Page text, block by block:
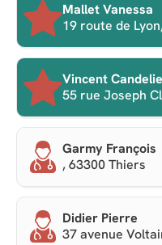
Mallet Vanessa
19 route de
Vincent
55 rue Joseph
Garmy François
, 63300 Thiers
Didier Pierre
37 avenue